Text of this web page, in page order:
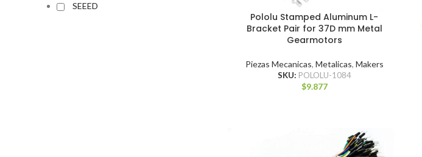
SEEED
Pololu Stamped Aluminum L-
Bracket Pair for 37D mm Metal
Gearmotors
Piezas Mecanicas, Metalicas, Makers
SKU: POLOLU-1084
$9.877